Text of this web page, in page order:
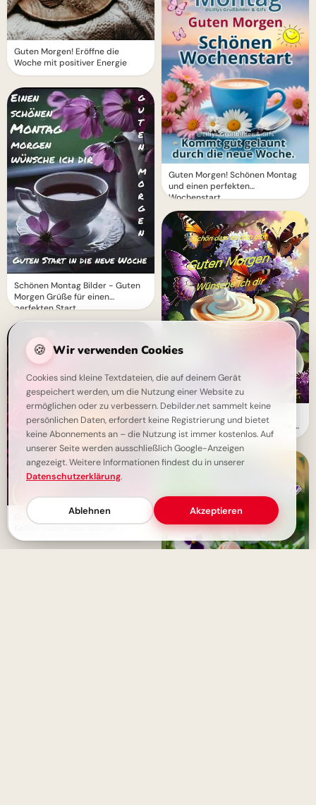
Guten Morgen! Eröffne die
Woche mit positiver Energie
Schönen Montag Bilder - Guten
Morgen Grüße für einen
perfekten Start
Guten Morgen Montag: Mit
Kaffee in die neue Woche
Guten Morgen! Schönen Montag
und einen perfekten
Wochenstart
Guten Morgen Mittwoch -
Halbzeit-Motivation mit Kaffee &
Schmetterlingen
🍪 Wir verwenden Cookies
Cookies sind kleine Textdateien, die auf deinem Gerät
gespeichert werden, um die Nutzung einer Website zu
ermöglichen oder zu verbessern. Debilder.net sammelt keine
persönlichen Daten, erfordert keine Registrierung und bietet
keine Abonnements an – die Nutzung ist immer kostenlos. Auf
unserer Seite werden ausschließlich Google-Anzeigen
angezeigt. Weitere Informationen findest du in unserer
Datenschutzerklärung.
Ablehnen Akzeptieren